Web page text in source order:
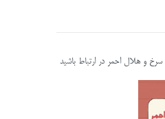
و هلال احمر در ارتباط باشید